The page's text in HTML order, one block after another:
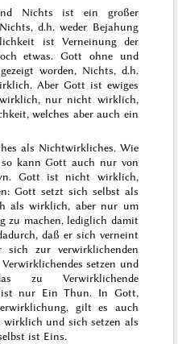
Nichts ist ein großer
d.h. weder Bejahung
ist Verneinung der
etwas. Gott ohne und
worden, Nichts, d.h.
Aber Gott ist ewiges
wirklich, nur nicht wirklich,
welches aber auch ein
als Nichtwirkliches. Wie
kann Gott auch nur von
Gott ist nicht wirklich,
Gott setzt sich selbst als
als wirklich, aber nur um
zu machen, lediglich damit
daß er sich verneint
zur verwirklichenden
setzen und
zu Verwirklichende
ist nur Ein Thun. In Gott,
gilt es auch
wirklich und sich setzen als
ist Eins.